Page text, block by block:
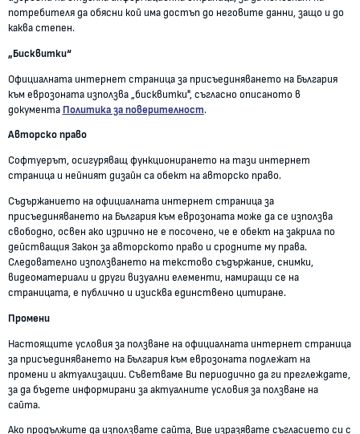
потребителя да обясни кой има достъп до неговите данни, защо и до
каква степен.
„Бисквитки“
Официалната интернет страница за присъединяването на България
към еврозоната използва „бисквитки", съгласно описаното в
документа Политика за поверителност.
Авторско право
Софтуерът, осигуряващ функционирането на тази интернет
страница и нейният дизайн са обект на авторско право.
Съдържанието на официалната интернет страница за
присъединяването на България към еврозоната може да се използва
свободно, освен ако изрично не е посочено, че е обект на закрила по
действащия Закон за авторското право и сродните му права.
Следователно използването на текстово съдържание, снимки,
видеоматериали и други визуални елементи, намиращи се на
страницата, е публично и изисква единствено цитиране.
Промени
Настоящите условия за ползване на официалната интернет страница
за присъединяването на България към еврозоната подлежат на
промени и актуализации. Съветваме Ви периодично да ги преглеждате,
за да бъдете информирани за актуалните условия за ползване на
сайта.
Ако продължите да използвате сайта, Вие изразявате съгласието си с